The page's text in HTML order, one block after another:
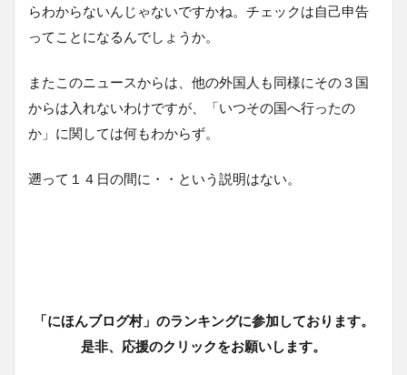
らわからないんじゃないですかね。チェックは自己申告
ってことになるんでしょうか。
またこのニュースからは、他の外国人も同様にその３国
からは入れないわけですが、「いつその国へ行ったの
か」に関しては何もわからず。
遡って１４日の間に・・という説明はない。
「にほんブログ村」のランキングに参加しております。
是非、応援のクリックをお願いします。